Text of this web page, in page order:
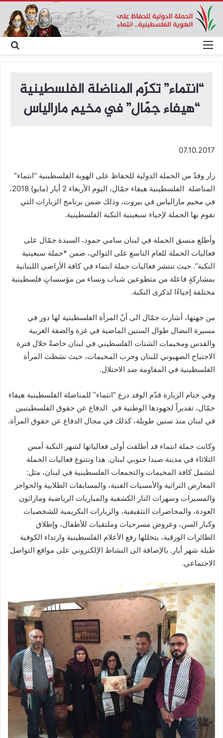
عن
القائمة
“انتماء” تكرّم المناضلة الفلسطينية
“هيفاء جمّال” في مخيم مارالياس
07.10.2017
زار وفدٌ من الحملة الدولية للحفاظ على الهوية الفلسطينية “انتماء”
المناضلة الفلسطينية هيفاء جمّال، اليوم الأربعاء 2 أيار (مايو) 2018،
في مخيم مارالياس في بيروت، وذلك ضمن برنامج الزيارات التي
تقوم بها الحملة لإحياء سبعينية النكبة الفلسطينية.
وأطلع منسق الحملة في لبنان سامي حمود، السيدة جمّال على
فعاليات الحملة للعام التاسع على التوالي، ضمن *حملة سبعينية
النكبة”. حيث تنتشر فعاليات حملة انتماء في كافة الأراضي اللبنانية
بمشاركةٍ فاعلة من متطوعين شباب ونساء من مؤسساتٍ فلسطينية
مختلفة إحياءًا لذكرى النكبة.
من جهتها، أشارت جمّال الى أنّ المرأة الفلسطينية لها دور في
مسيرة النضال طوال السنين الماضية في غزة والضفة الغربية
والقدس ومخيمات الشتات الفلسطيني في لبنان خاصةً خلال فترة
الاجتياح الصهيوني للبنان وحرب المخيمات، حيث نشطت المرأة
الفلسطينية في المقاومة ضد الاحتلال.
وفي ختام الزيارة قدّم الوفد درع “انتماء” للمناضلة الفلسطينية هيفاء
جمّال، تقديراً لجهودها الوطنية في الدفاع عن حقوق الفلسطينيين
في لبنان منذ سنين طويلة، كذلك في مجال الدفاع عن حقوق المرأة.
وكانت حملة انتماء قد أطلقت أولى فعالياتها لشهر النكبة أمس
الثلاثاء في مدينة صيدا جنوبي لبنان. هذا وتتنوع فعاليات الحملة
لتشمل كافة المخيمات والتجمعات الفلسطينية في لبنان، مثل:
المعارض التراثية والأمسيات الفنية، والمسابقات الطلابية والحواجز
والمسيرات وسهرات النار الكشفية والمباريات الرياضية وماراثون
العودة، والمحاضرات التثقيفية، والزيارات التكريمية للشخصيات
وكبار السن، وعروض مسرحيات وملتقيات للأطفال، وإطلاق
الطائرات الورقية، يتخللها رفع الأعلام الفلسطينية وارتداء الكوفية
طيلة شهر أيار. بالإضافة الى النشاط الإلكتروني على مواقع التواصل
الاجتماعي.